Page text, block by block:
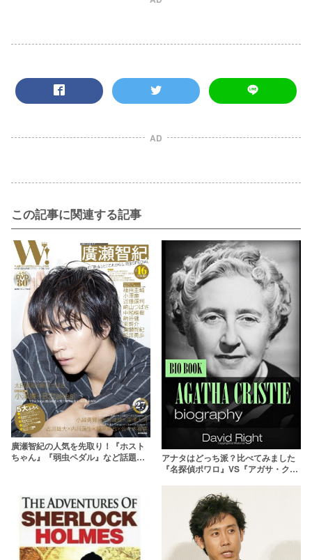
AD
この記事に関連する記事
廣瀬智紀の人気を先取り！『ホスト
ちゃん』『弱虫ペダル』など話題舞
アナタはどっち派？比べてみました
『名探偵ポワロ』VS『アガサ・クリ